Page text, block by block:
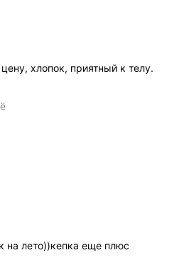
хлопок, приятный к телу.
на лето))кепка еще плюс